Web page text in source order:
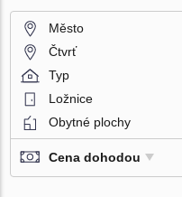
Město
Čtvrť
Typ
Ložnice
Obytné plochy
Cena dohodou